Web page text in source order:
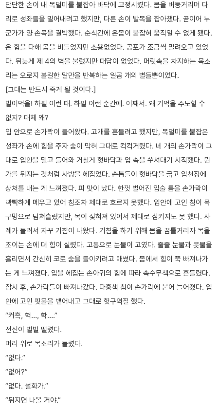
단단한 손이 내 목덜미를 붙잡아 바닥에 고정시켰다. 몸을 버둥거리며 다
리로 성좌들을 밀어내려고 했지만, 다른 손이 발목을 잡아챘다. 곧이어 누
군가가 양 손목을 결박했다. 순식간에 온몸이 붙잡혀 움직일 수 없게 됐다.
온 힘을 다해 몸을 비틀었지만 소용없었다. 공포가 조금씩 밀려오고 있었
다. 뒤늦게 제 4의 벽을 불렀지만 대답이 없었다. 머릿속을 차지하는 목소
리는 오로지 불길한 말만을 반복하는 일곱 개의 별들뿐이었다.
[그대는 반드시 죽게 될 것이다.]
빌어먹을! 하필 이런 때. 하필 이런 순간에. 어째서. 왜 기억을 주도할 수
없지? 대체 왜?
입 안으로 손가락이 들어왔다. 고개를 흔들려고 했지만, 목덜미를 붙잡은
성좌가 손에 힘을 주자 숨이 막혀 그대로 컥컥거렸다. 네 개의 손가락이 그
대로 입안을 밀고 들어와 거칠게 혓바닥과 입 속을 쑤셔대기 시작했다. 뭔
가를 뒤지는 것처럼 사방을 헤집었다. 손톱들이 혓바닥을 긁고 입천장에
상처를 내는 게 느껴졌다. 피 맛이 났다. 한껏 벌어진 입술 틈을 손가락이
빡빡하게 메우고 있어 침조차 제대로 흐르지 못했다. 입안에 고인 침이 목
구멍으로 넘쳐흘렀지만, 목이 젖혀져 있어서 제대로 삼키지도 못 했다. 사
례가 들려서 자꾸 기침이 나왔다. 기침을 하기 위해 몸을 꿈틀거리자 목을
조이는 손에 더 힘이 실렸다. 고통으로 눈물이 고였다. 줄줄 눈물과 콧물을
흘리면서 간신히 코로 숨을 들이키려고 애썼다. 몸에서 힘이 쭉 빠져나가
는 게 느껴졌다. 입을 헤집는 손아귀의 힘에 따라 속수무책으로 흔들렸다.
잠시 후, 손가락들이 빠져나갔다. 다홍색 침이 손가락에 붙어 늘어졌다. 입
안에 고인 핏물을 뱉어내고 그대로 헛구역질 했다.
“커흑, 헉…, 학….”
전신이 벌벌 떨렸다.
머리 위로 목소리가 들렸다.
“없다.”
“없어?”
“없다. 설화가.”
“뒤지면 나올 거야.”